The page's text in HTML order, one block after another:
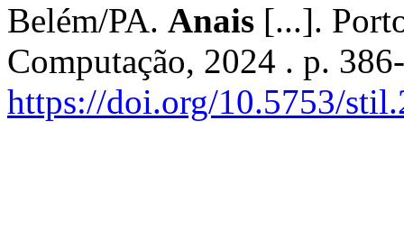
Belém/PA. Anais [...].
Computação, 2024 . p.
https://doi.org/10.5753/